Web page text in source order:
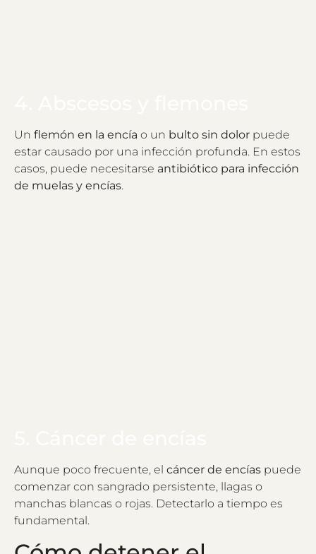
Un flemón en la encía o un bulto sin dolor puede
estar causado por una infección profunda. En estos
casos, puede necesitarse antibiótico para infección
de muelas y encías.
Aunque poco frecuente, el cáncer de encías puede
comenzar con sangrado persistente, llagas o
manchas blancas o rojas. Detectarlo a tiempo es
fundamental.